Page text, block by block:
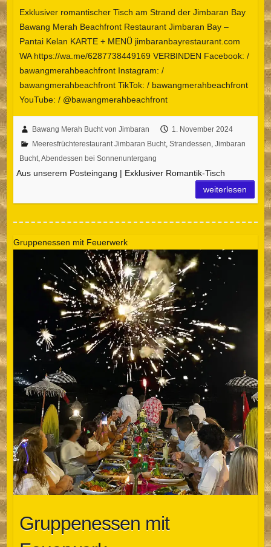
Exklusiver romantischer Tisch am Strand der Jimbaran Bay
Bawang Merah Beachfront Restaurant Jimbaran Bay –
Pantai Kelan KARTE + MENÜ jimbaranbayrestaurant.com
WA https://wa.me/6287738449169 VERBINDEN Facebook: /
bawangmerahbeachfront Instagram: /
bawangmerahbeachfront TikTok: / bawangmerahbeachfront
YouTube: / @bawangmerahbeachfront
Bawang Merah Bucht von Jimbaran
1. November 2024
Meeresfrüchterestaurant Jimbaran Bucht, Strandessen, Jimbaran
Bucht,Abendessen bei Sonnenuntergang
Aus unserem Posteingang | Exklusiver Romantik-Tisch
weiterlesen
Gruppenessen mit Feuerwerk
Gruppenessen mit